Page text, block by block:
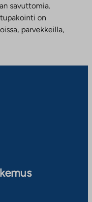
savuttomia.
on
parvekkeilla,